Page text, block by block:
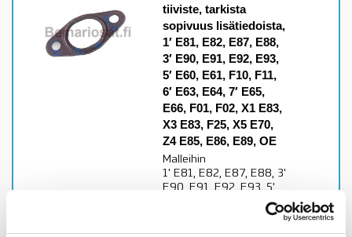
tiiviste, tarkista
sopivuus lisätiedoista,
1′ E81, E82, E87, E88,
3′ E90, E91, E92, E93,
5′ E60, E61, F10, F11,
6′ E63, E64, 7′ E65,
E66, F01, F02, X1 E83,
X3 E83, F25, X5 E70,
Z4 E85, E86, E89, OE
Malleihin
1' E81, E82, E87, E88, 3'
E90, E91, E92, E93, 5'
E60, E61, F10, F11, 6'
E63, E64, 7' E65, E66,
F01, F02, X1 E83, X3